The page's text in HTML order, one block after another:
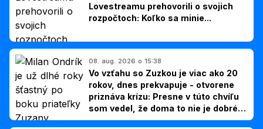
Lovestreamu prehovorili o svojich
rozpočtoch: Koľko sa minie...
08. aug. 2026 o 15:38
Vo vzťahu so Zuzkou je viac ako 20
rokov, dnes prekvapuje - otvorene
priznáva krízu: Presne v túto chvíľu
som vedel, že doma to nie je dobré,
hovorí Milan Ondrík